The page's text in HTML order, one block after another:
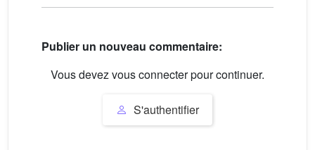
Publier un nouveau commentaire:
Vous devez vous connecter pour continuer.
S'authentifier